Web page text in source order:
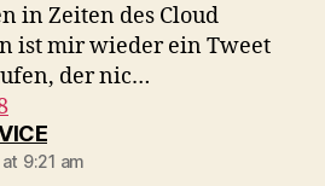
in Zeiten des Cloud
ist mir wieder ein Tweet
der nic…
says:
9:21 am